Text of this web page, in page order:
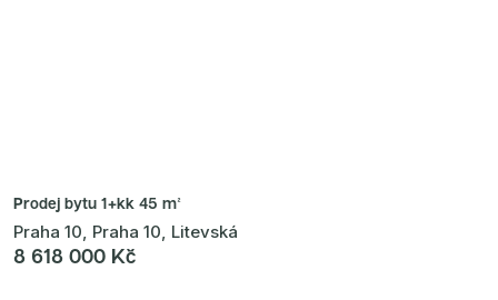
Prodej bytu 1+kk 45 m²
Praha 10, Praha 10, Litevská
8 618 000 Kč